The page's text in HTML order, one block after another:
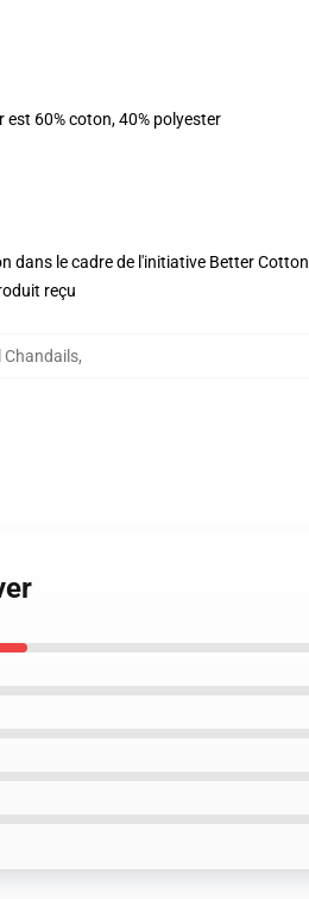
est 60% coton, 40% polyester
dans le cadre de l'initiative Better Cotton
reçu
Chandails,